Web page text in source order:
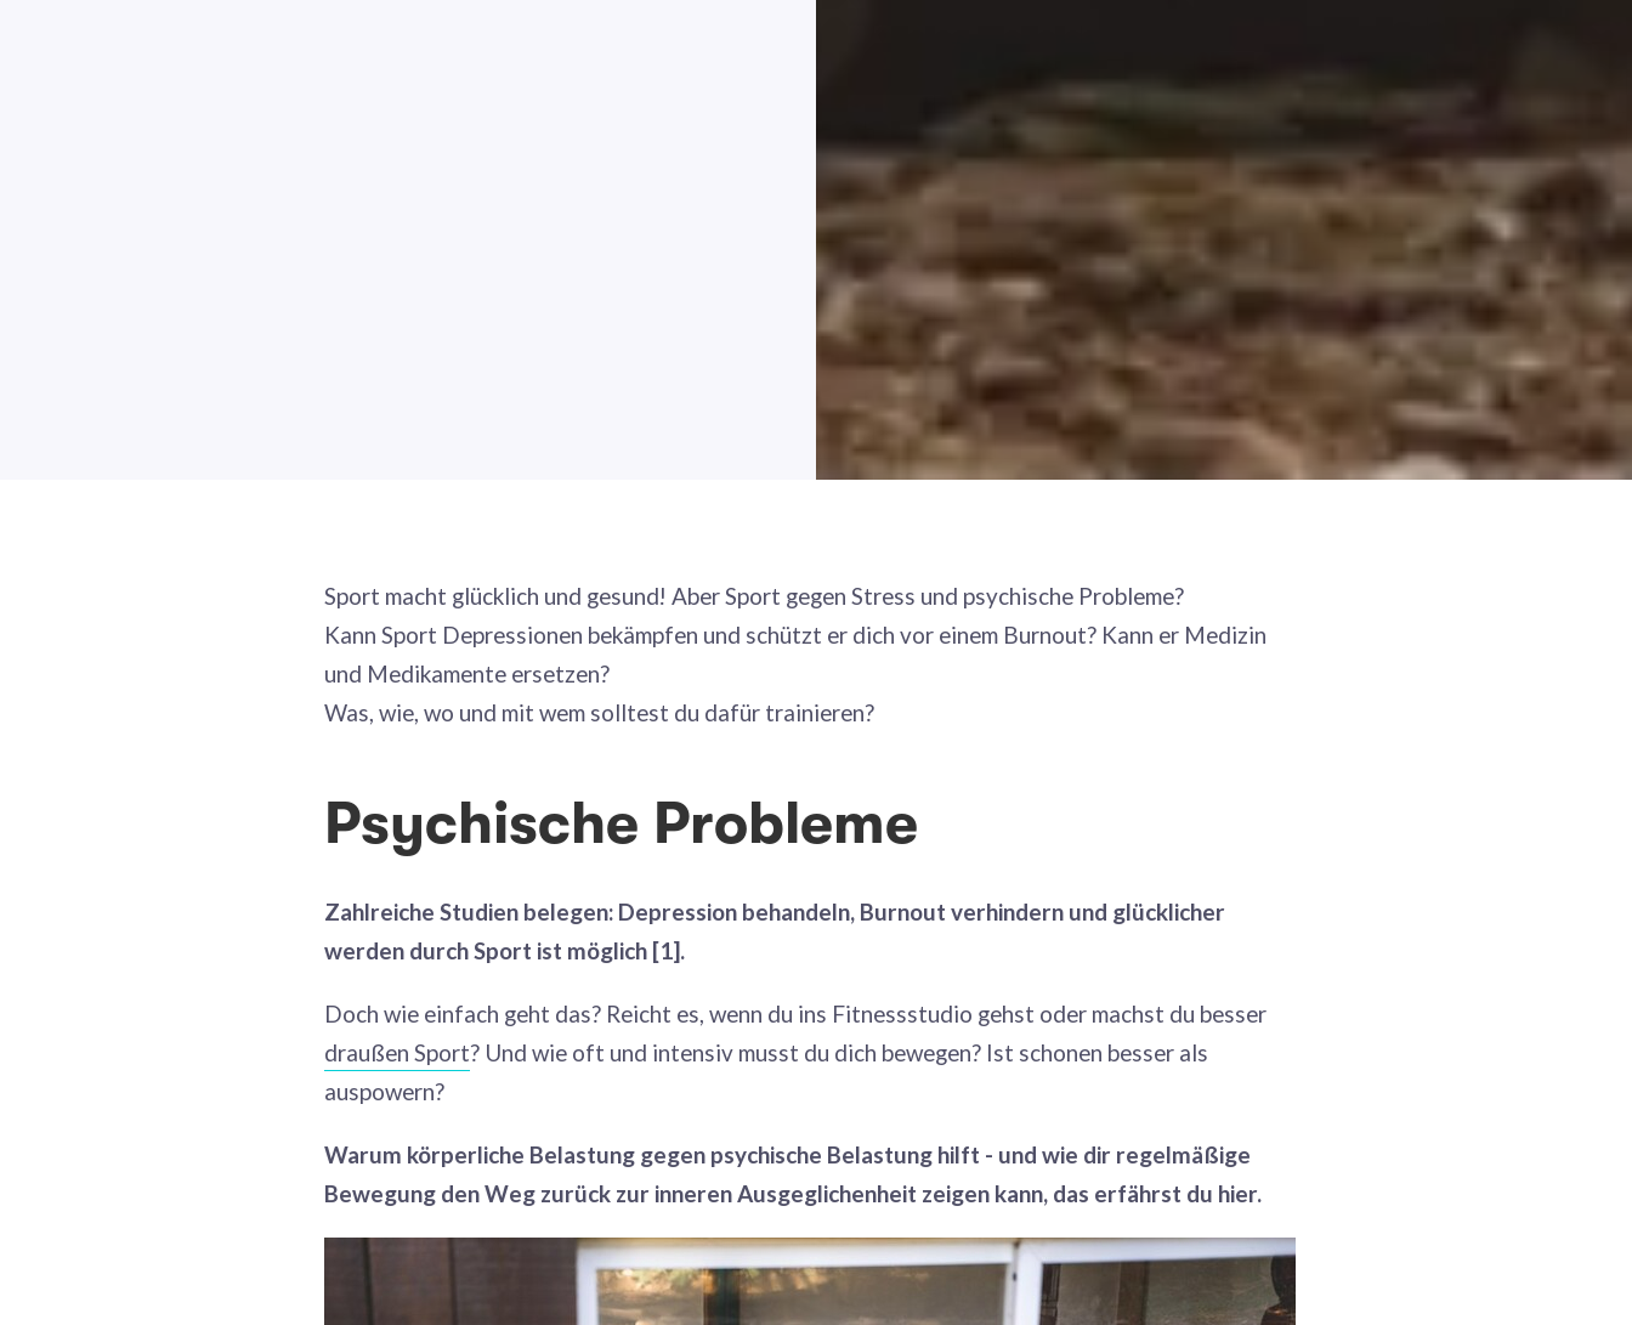
Sport macht glücklich und gesund! Aber Sport gegen Stress und psychische Probleme?
Kann Sport Depressionen bekämpfen und schützt er dich vor einem Burnout? Kann er Medizin
und Medikamente ersetzen?
Was, wie, wo und mit wem solltest du dafür trainieren?
Psychische Probleme
Zahlreiche Studien belegen: Depression behandeln, Burnout verhindern und glücklicher
werden durch Sport ist möglich [1].
Doch wie einfach geht das? Reicht es, wenn du ins Fitnessstudio gehst oder machst du besser
draußen Sport? Und wie oft und intensiv musst du dich bewegen? Ist schonen besser als
auspowern?
Warum körperliche Belastung gegen psychische Belastung hilft - und wie dir regelmäßige
Bewegung den Weg zurück zur inneren Ausgeglichenheit zeigen kann, das erfährst du hier.